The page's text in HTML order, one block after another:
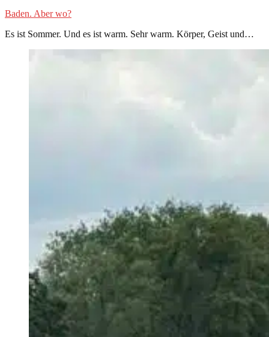
Baden. Aber wo?
Es ist Sommer. Und es ist warm. Sehr warm. Körper, Geist und…